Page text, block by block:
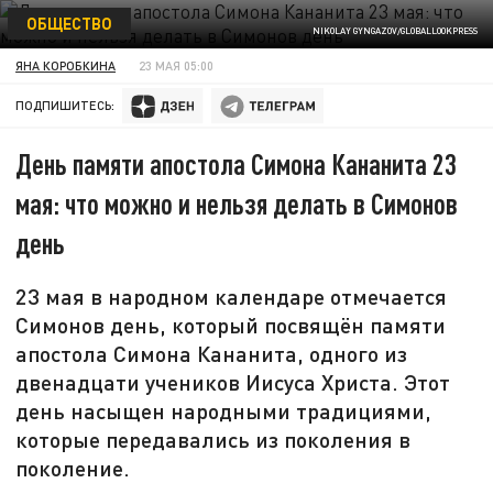
NIKOLAY GYNGAZOV/GLOBALLOOKPRESS
ОБЩЕСТВО
ЯНА КОРОБКИНА 23 МАЯ 05:00
ПОДПИШИТЕСЬ:
День памяти апостола Симона Кананита 23
мая: что можно и нельзя делать в Симонов
день
23 мая в народном календаре отмечается
Симонов день, который посвящён памяти
апостола Симона Кананита, одного из
двенадцати учеников Иисуса Христа. Этот
день насыщен народными традициями,
которые передавались из поколения в
поколение.